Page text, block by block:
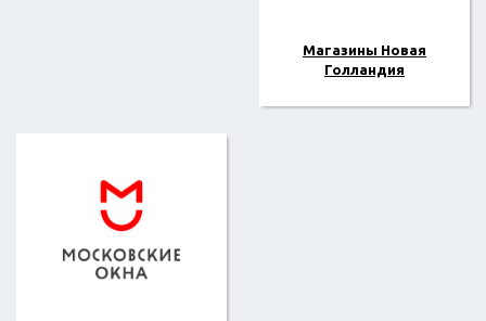
Магазины Новая
Голландия